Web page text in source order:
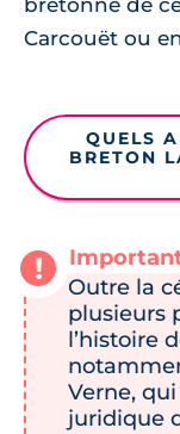
bretonne de
Carcouët ou
QUELS
BRETON
Outre la
plusieurs
l’histoire
Verne,
juridique